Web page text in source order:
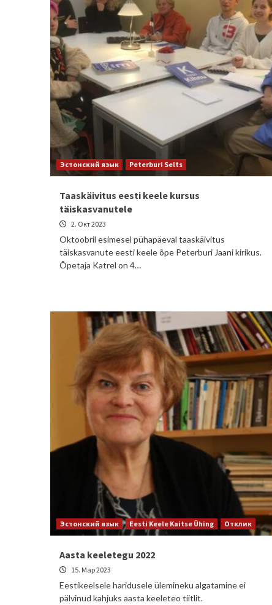
Эстонский язык Peterburi Selts
Taaskäivitus eesti keele kursus
täiskasvanutele
2. Окт 2023
Oktoobril esimesel pühapäeval taaskäivitus
täiskasvanute eesti keele õpe Peterburi Jaani kirikus.
Õpetaja Katrel on 4…
Эстонский язык Eesti Keele Kaitse Ühing Отклик
Aasta keeletegu 2022
15. Мар 2023
Eestikeelsele haridusele ülemineku algatamine ei
pälvinud kahjuks aasta keeleteo tiitlit.